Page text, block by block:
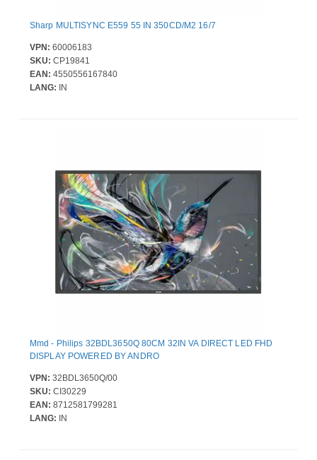
Sharp MULTISYNC E559 55 IN 350CD/M2 16/7
VPN: 60006183
SKU: CP19841
EAN: 4550556167840
LANG: IN
Mmd - Philips 32BDL3650Q 80CM 32IN VA DIRECT LED FHD
DISPLAY POWERED BY ANDRO
VPN: 32BDL3650Q/00
SKU: CI30229
EAN: 8712581799281
LANG: IN